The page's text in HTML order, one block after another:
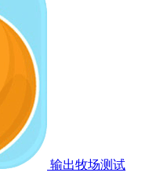
输出牧场测试